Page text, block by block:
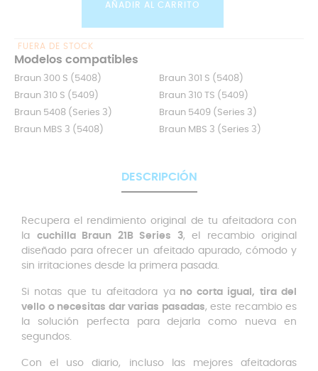
AÑADIR AL CARRITO
FUERA DE STOCK
Modelos compatibles
Braun 300 S (5408)
Braun 301 S (5408)
Braun 310 S (5409)
Braun 310 TS (5409)
Braun 5408 (Series 3)
Braun 5409 (Series 3)
Braun MBS 3 (5408)
Braun MBS 3 (Series 3)
DESCRIPCIÓN
Recupera el rendimiento original de tu afeitadora con
la cuchilla Braun 21B Series 3, el recambio original
diseñado para ofrecer un afeitado apurado, cómodo y
sin irritaciones desde la primera pasada.
Si notas que tu afeitadora yano corta igual, tira del
vello o necesitas dar varias pasadas, este recambio es
la solución perfecta para dejarla como nueva en
segundos.
Con el uso diario, incluso las mejores afeitadoras